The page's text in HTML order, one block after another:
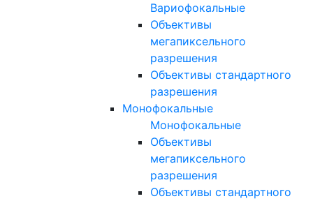
Вариофокальные
Объективы
мегапиксельного
разрешения
Объективы стандартного
разрешения
Монофокальные
Монофокальные
Объективы
мегапиксельного
разрешения
Объективы стандартного